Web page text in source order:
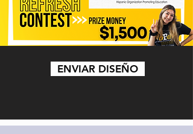
ENVIAR DISEÑO